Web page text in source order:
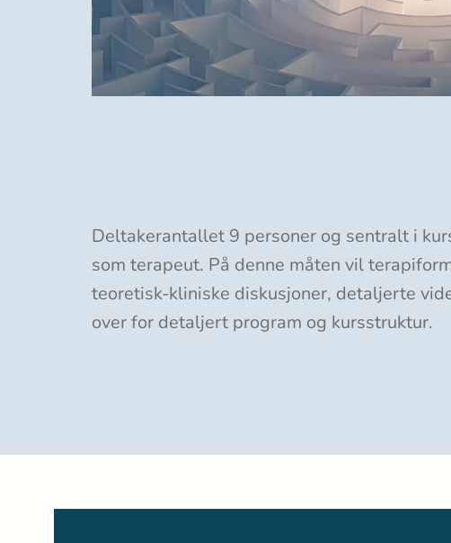
Deltakerantallet 9 personer og sentralt i
som terapeut. På denne måten vil
teoretisk-kliniske diskusjoner, detaljerte
over for detaljert program og kursstruktur.